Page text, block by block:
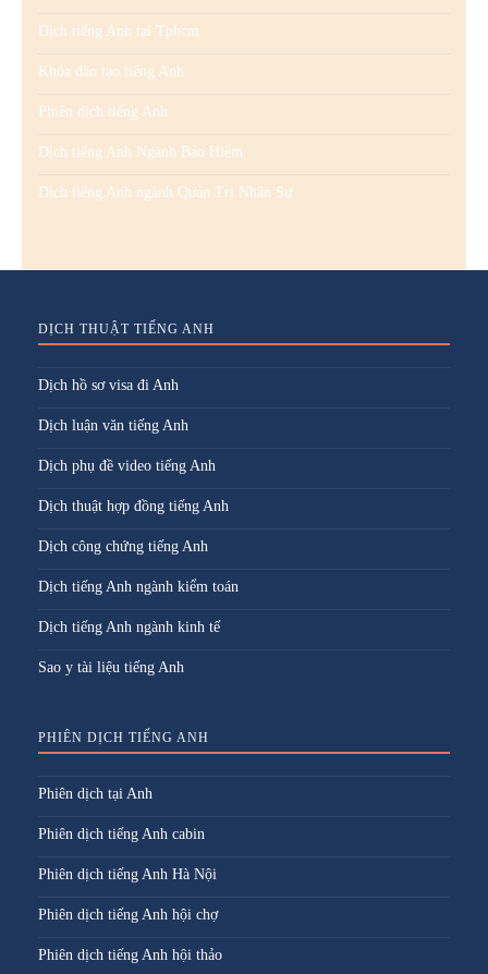
Dịch tiếng Anh tại Tphcm
Khóa đào tạo tiếng Anh
Phiên dịch tiếng Anh
Dịch tiếng Anh Ngành Bảo Hiểm
Dịch tiếng Anh ngành Quản Trị Nhân Sự
DỊCH THUẬT TIẾNG ANH
Dịch hồ sơ visa đi Anh
Dịch luận văn tiếng Anh
Dịch phụ đề video tiếng Anh
Dịch thuật hợp đồng tiếng Anh
Dịch công chứng tiếng Anh
Dịch tiếng Anh ngành kiểm toán
Dịch tiếng Anh ngành kinh tế
Sao y tài liệu tiếng Anh
PHIÊN DỊCH TIẾNG ANH
Phiên dịch tại Anh
Phiên dịch tiếng Anh cabin
Phiên dịch tiếng Anh Hà Nội
Phiên dịch tiếng Anh hội chợ
Phiên dịch tiếng Anh hội thảo